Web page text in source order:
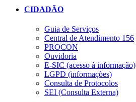
CIDADÃO
Guia de Serviços
Central de Atendimento 156
PROCON
Ouvidoria
E-SIC (acesso à informação)
LGPD (informações)
Consulta de Protocolos
SEI (Consulta Externa)